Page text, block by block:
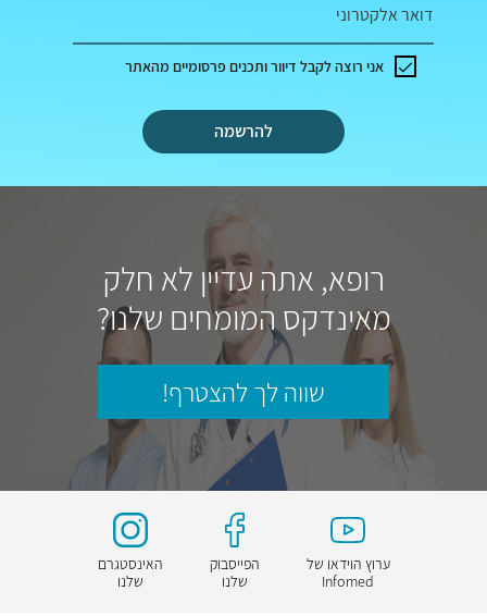
דואר אלקטרוני
להרשמה
אני רוצה לקבל דיוור ותכנים פרסומיים מהאתר
רופא, אתה עדיין לא חלק
מאינדקס המומחים שלנו?
שווה לך להצטרף!
ערוץ הוידאו של
Infomed
הפייסבוק
שלנו
האינסטגרם
שלנו